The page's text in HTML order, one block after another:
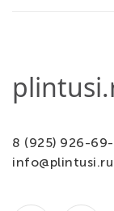
8 (925) 926-
info@plintusi.ru